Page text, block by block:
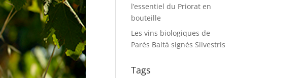
l’essentiel du Priorat en
bouteille
Les vins biologiques de
Parés Baltà signés Silvestris
Tags